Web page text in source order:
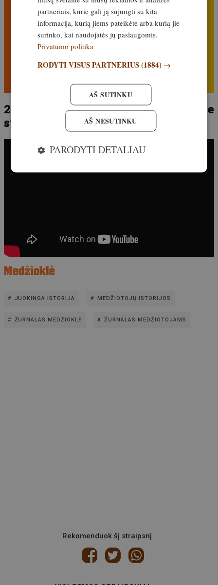
26-ąjame elnių kvieslių čempionate
susirungs dalyviai iš ES
JUOKINGA ISTORIJA MEDŽIOTOJŲ ISTORIJOS
ŽURNALAS MEDŽIOKLĖ ŽURNALAS MEDŽIOTOJAMS
Rekomenduok šį straipsnį
partneriais, kurie gali ją sujungti su kita
informacija, kurią jiems pateikėte arba kurią jie
surinko, kai naudojatės jų paslaugomis.
Privatumo politika
RODYTI VISUS PARTNERIUS(1884) →
AŠ SUTINKU
AŠ NESUTINKU
PARODYTI DETALIAU